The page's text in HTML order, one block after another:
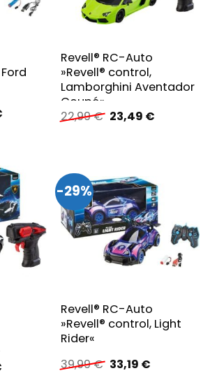
Aktueller
Revell® RC-Auto
»Revell® control,
Lamborghini Aventador
Coupé«
22,99€ Ursprünglicher
Preis
23,49 €Aktueller
Aktueller
-29%
Revell® RC-Auto
»Revell® control, Light
Rider«
39,99€ Ursprünglicher
Preis
33,19 €Aktueller